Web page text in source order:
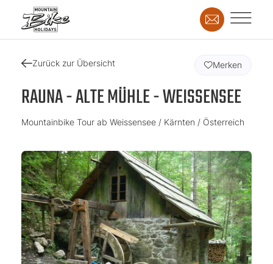
Zurück zur Übersicht
RAUNA - ALTE MÜHLE - WEISSENSEE
Mountainbike Tour ab Weissensee / Kärnten / Österreich
Merken